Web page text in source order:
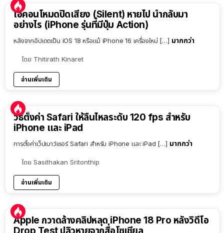
ไอคอนโหมดปิดเสียง (Silent) หายไป นำกลับมา
อย่างไร (iPhone รุ่นที่มีปุ่ม Action)
หลังจากอัปเดตเป็น iOS 18 หรือแม้ iPhone 16 เครื่องใหม่ […] มากกว่า
โดย Thitirath Kinaret
อ่านเพิ่มเติม
วิธีตั้งค่า Safari ให้ลื่นไหลระดับ 120 fps สำหรับ
iPhone และ iPad
การตั้งค่าเว็ปเบาว์เซอร์ Safari สำหรับ iPhone และ iPad […] มากกว่า
โดย Sasithakan Sritonthip
อ่านเพิ่มเติม
Apple กวาดล้างคลิปหลุด iPhone 18 Pro หลังวิดีโอ